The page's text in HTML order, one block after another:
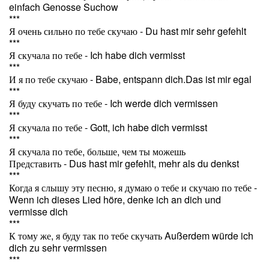
einfach Genosse Suchow
***
Я очень сильно по тебе скучаю - Du hast mir sehr gefehlt
***
Я скучала по тебе - Ich habe dich vermisst
***
И я по тебе скучаю - Babe, entspann dich.Das ist mir egal
***
Я буду скучать по тебе - Ich werde dich vermissen
***
Я скучала по тебе - Gott, ich habe dich vermisst
***
Я скучала по тебе, больше, чем ты можешь
Представить - Dus hast mir gefehlt, mehr als du denkst
***
Когда я слышу эту песню, я думаю о тебе и скучаю по тебе -
Wenn ich dieses Lied höre, denke ich an dich und
vermisse dich
***
К тому же, я буду так по тебе скучать Außerdem würde ich
dich zu sehr vermissen
***